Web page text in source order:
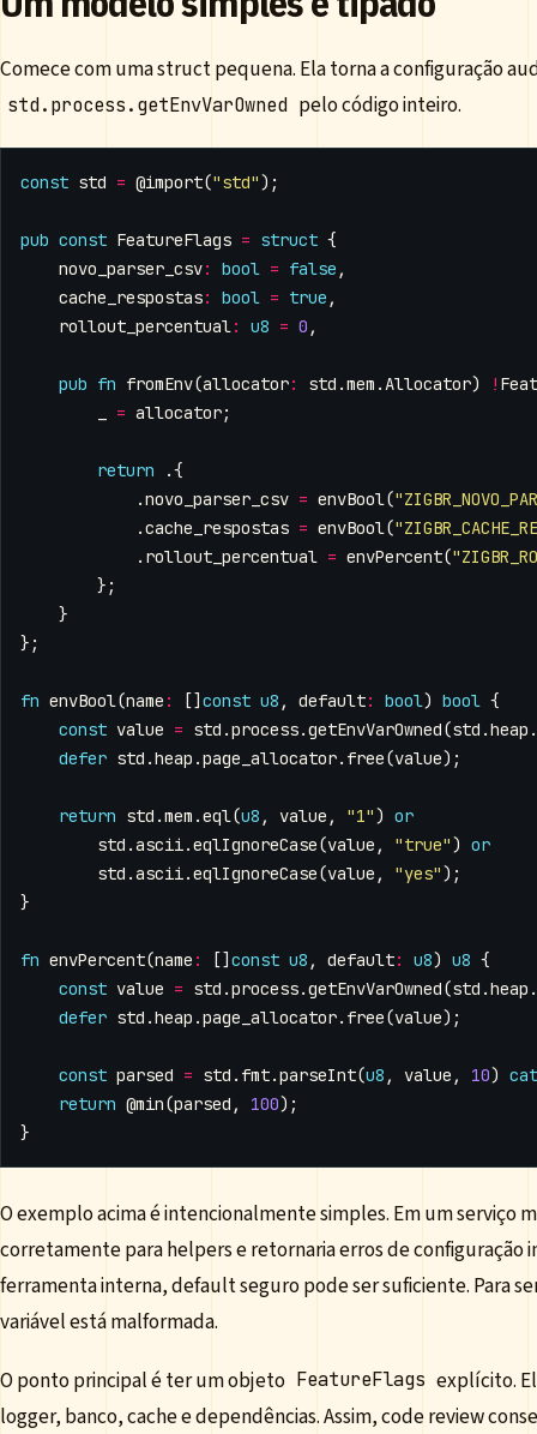
Comece com uma struct pequena. Ela torna a configuração
std.process.getEnvVarOwned pelo código inteiro.
const std = @import("std");
pub const FeatureFlags = struct {
novo_parser_csv: bool = false ,
cache_respostas: bool = true ,
rollout_percentual : u8 = 0 ,
pub fn fromEnv(allocator: std .mem . Allocator) !
= allocator;
return
.{
.novo_parser_csv = envBool(
.cache_respostas = envBool(
. rollout_percentual = envPercent(
};
}
};
fn envBool(name : [] const u8 , default: bool) bool {
const value = std .process.getEnvVarOwned(std .heap .
defer std .heap .page_allocator. free(value);
return std .mem .eql(u8 , value , "1") or
std .ascii.eqlIgnoreCase(value , "true") or
std .ascii.eqlIgnoreCase(value , "yes");
}
fn envPercent(name : [] const u8 , default: u8) u8 {
const value = std .process.getEnvVarOwned(std .heap .
defer std .heap .page_allocator. free(value);
const parsed = std . fmt.parseInt(u8 , value , 10)
return @min(parsed , 100);
}
O exemplo acima é intencionalmente simples. Em um serviço
corretamente para helpers e retornaria erros de configuração
ferramenta interna, default seguro pode ser suficiente. Para
variável está malformada.
O ponto principal é ter um objeto FeatureFlags explícito.
logger, banco, cache e dependências. Assim, code review